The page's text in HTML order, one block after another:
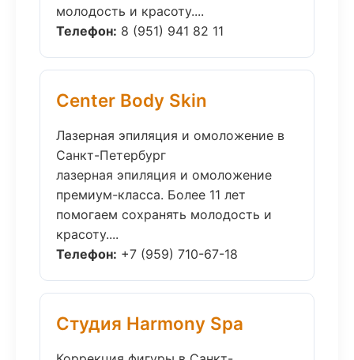
молодость и красоту....
Телефон: 8 (951) 941 82 11
Center Body Skin
Лазерная эпиляция и омоложение в
Санкт-Петербург
лазерная эпиляция и омоложение
премиум-класса. Более 11 лет
помогаем сохранять молодость и
красоту....
Телефон: +7 (959) 710-67-18
Студия Harmony Spa